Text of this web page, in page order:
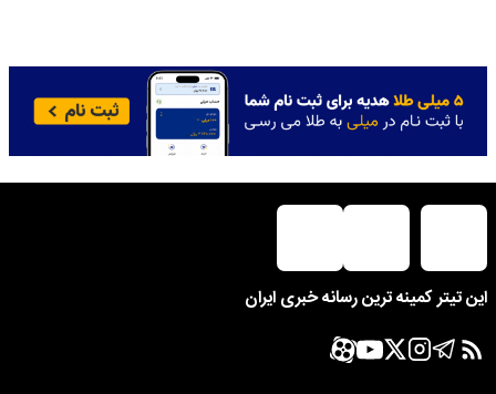
این تیتر کمینه ترین رسانه خبری ایران